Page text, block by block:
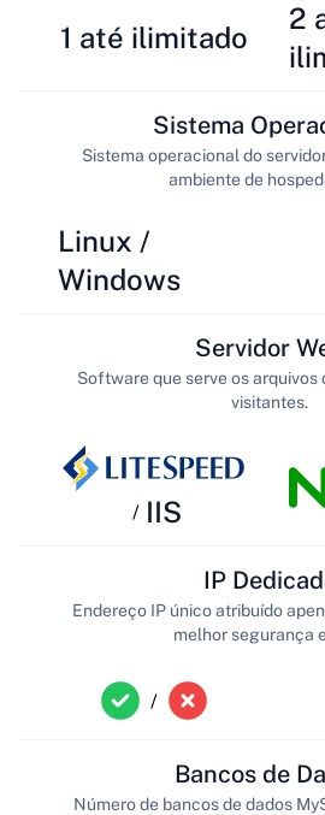
1 até ilimitado
2
Linux /
Windows
Sistema
Sistema operacional do
ambiente de
/ IIS
Servidor
Software que serve os arquivos
visitantes.
/
IP
Endereço IP único atribuído
melhor segurança
Bancos de
Número de bancos de dados